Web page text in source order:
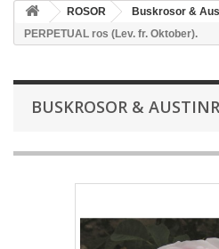
ROSOR Buskrosor &
PERPETUAL ros (Lev. fr. Oktober).
BUSKROSOR &